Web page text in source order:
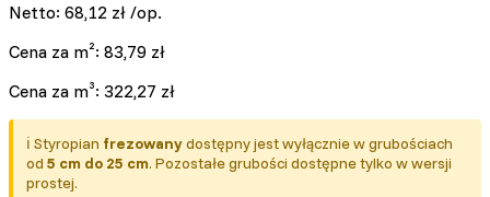
Netto: 68,12 zł /op.
Cena za m²: 83,79 zł
Cena za m³: 322,27 zł
ℹ️ Styropian frezowanydostępny jest wyłącznie w grubościach
od 5 cm do 25 cm. Pozostałe grubości dostępne tylko w wersji
prostej.